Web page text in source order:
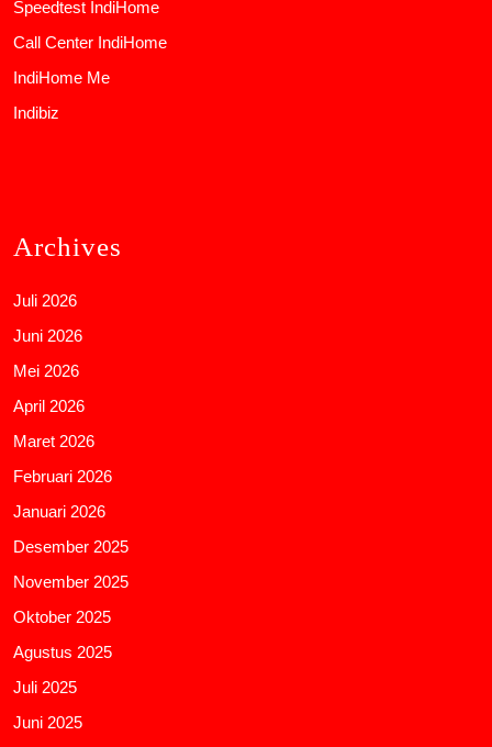
Speedtest IndiHome
Call Center IndiHome
IndiHome Me
Indibiz
Archives
Juli 2026
Juni 2026
Mei 2026
April 2026
Maret 2026
Februari 2026
Januari 2026
Desember 2025
November 2025
Oktober 2025
Agustus 2025
Juli 2025
Juni 2025